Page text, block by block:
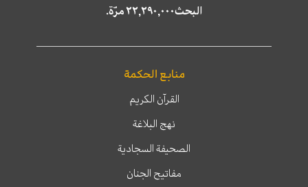
البحث٢٢,٢٩٠,٠٠٠ مرّة.
منابع الحكمة
القرآن الكريم
نهج البلاغة
الصحيفة السجادية
مفاتيح الجنان